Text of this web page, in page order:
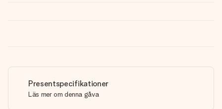
Presentspecifikationer
Läs mer om denna gåva